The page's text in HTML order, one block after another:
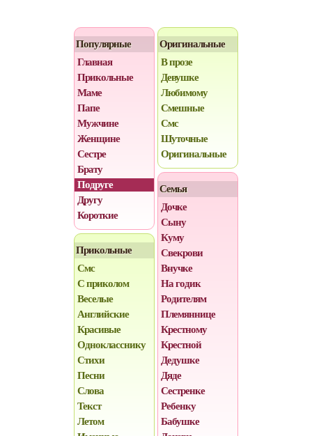
Популярные
Главная
Прикольные
Маме
Папе
Мужчине
Женщине
Сестре
Брату
Подруге
Другу
Короткие
Прикольные
Смс
С приколом
Веселые
Английские
Красивые
Однокласснику
Стихи
Песни
Слова
Текст
Летом
Оригинальные
В прозе
Девушке
Любимому
Смешные
Смс
Шуточные
Оригинальные
Семья
Дочке
Сыну
Куму
Свекрови
Внучке
На годик
Родителям
Племяннице
Крестному
Крестной
Дедушке
Дяде
Сестренке
Ребенку
Бабушке